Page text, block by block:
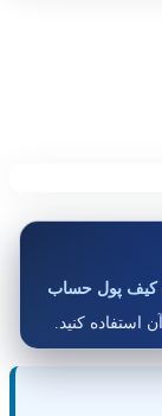
کیف پول حساب
استفاده کنید.